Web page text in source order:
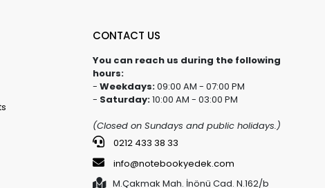
CONTACT US
You can reach us during the following
hours:
- Weekdays:09:00 AM - 07:00 PM
- Saturday:10:00 AM - 03:00 PM
(Closed on Sundays and public holidays.)
0212 433 38 33
info@notebookyedek.com
M.Çakmak Mah. İnönü Cad. N.162/b